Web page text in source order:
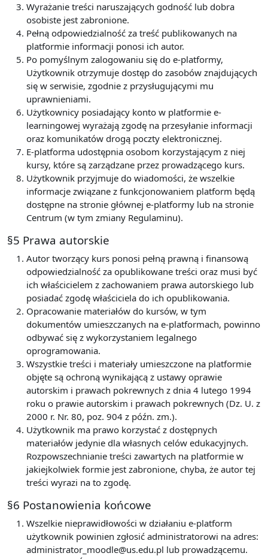
Wyrażanie treści naruszających godność lub dobra
osobiste jest zabronione.
Pełną odpowiedzialność za treść publikowanych na
platformie informacji ponosi ich autor.
Po pomyślnym zalogowaniu się do e-platformy,
Użytkownik otrzymuje dostęp do zasobów znajdujących
się w serwisie, zgodnie z przysługującymi mu
uprawnieniami.
Użytkownicy posiadający konto w platformie e-
learningowej wyrażają zgodę na przesyłanie informacji
oraz komunikatów drogą poczty elektronicznej.
E-platforma udostępnia osobom korzystającym z niej
kursy, które są zarządzane przez prowadzącego kurs.
Użytkownik przyjmuje do wiadomości, że wszelkie
informacje związane z funkcjonowaniem platform będą
dostępne na stronie głównej e-platformy lub na stronie
Centrum (w tym zmiany Regulaminu).
§5 Prawa autorskie
Autor tworzący kurs ponosi pełną prawną i finansową
odpowiedzialność za opublikowane treści oraz musi być
ich właścicielem z zachowaniem prawa autorskiego lub
posiadać zgodę właściciela do ich opublikowania.
Opracowanie materiałów do kursów, w tym
dokumentów umieszczanych na e-platformach, powinno
odbywać się z wykorzystaniem legalnego
oprogramowania.
Wszystkie treści i materiały umieszczone na platformie
objęte są ochroną wynikającą z ustawy oprawie
autorskim i prawach pokrewnych z dnia 4 lutego 1994
roku o prawie autorskim i prawach pokrewnych (Dz. U. z
2000 r. Nr. 80, poz. 904 z późn. zm.).
Użytkownik ma prawo korzystać z dostępnych
materiałów jedynie dla własnych celów edukacyjnych.
Rozpowszechnianie treści zawartych na platformie w
jakiejkolwiek formie jest zabronione, chyba, że autor tej
treści wyrazi na to zgodę.
§6 Postanowienia końcowe
Wszelkie nieprawidłowości w działaniu e-platform
użytkownik powinien zgłosić administratorowi na adres:
administrator_moodle@us.edu.pl lub prowadzącemu.